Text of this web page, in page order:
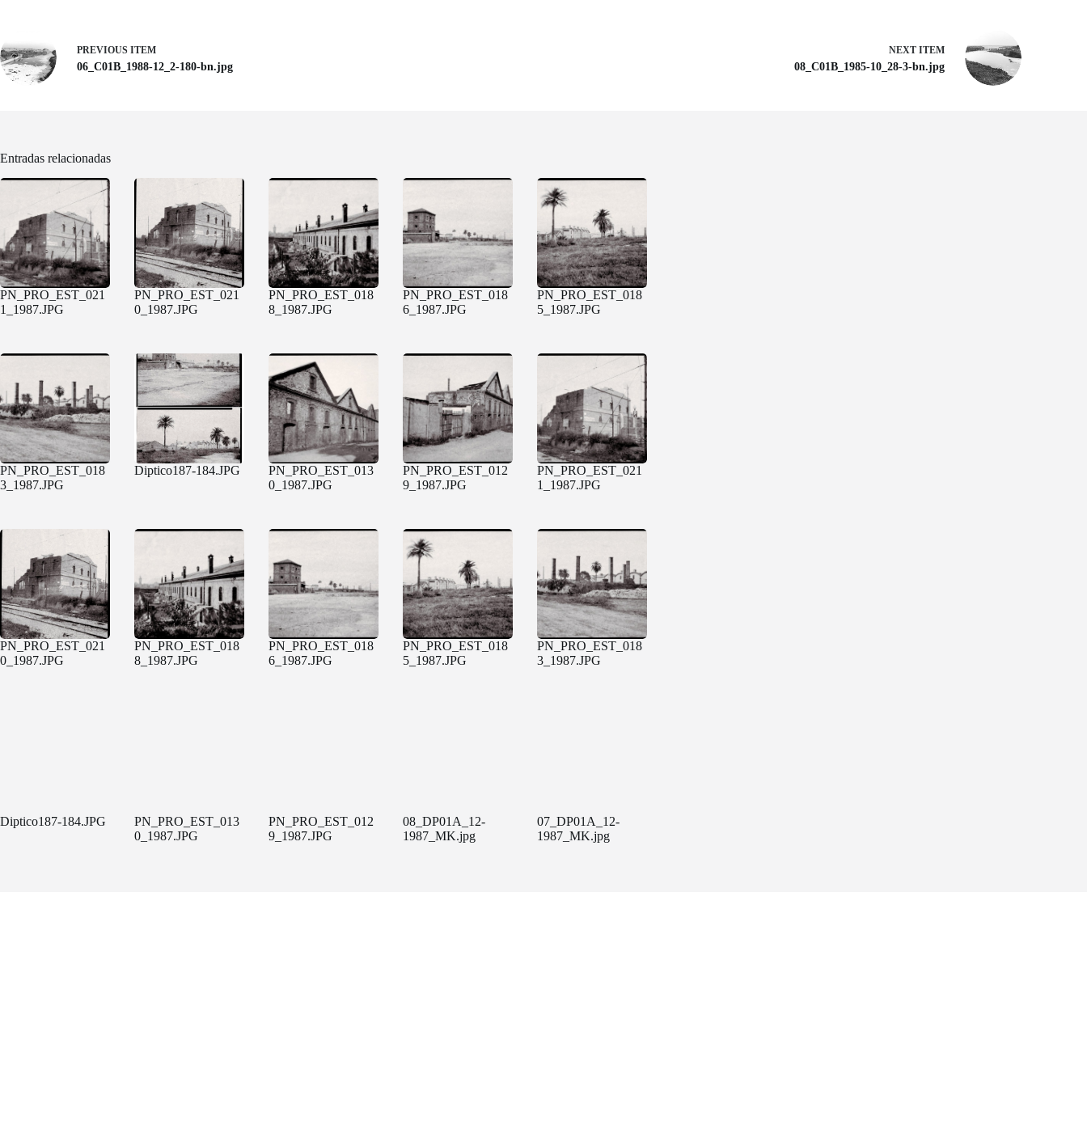
PREVIOUS ITEM
06_C01B_1988-12_2-180-bn.jpg
NEXT ITEM
08_C01B_1985-10_28-3-bn.jpg
Entradas relacionadas
PN_PRO_EST_021
1_1987.JPG
PN_PRO_EST_021
0_1987.JPG
PN_PRO_EST_018
8_1987.JPG
PN_PRO_EST_018
6_1987.JPG
PN_PRO_EST_018
5_1987.JPG
PN_PRO_EST_018
3_1987.JPG
Diptico187-184.JPG
PN_PRO_EST_013
0_1987.JPG
PN_PRO_EST_012
9_1987.JPG
PN_PRO_EST_021
1_1987.JPG
PN_PRO_EST_021
0_1987.JPG
PN_PRO_EST_018
8_1987.JPG
PN_PRO_EST_018
6_1987.JPG
PN_PRO_EST_018
5_1987.JPG
PN_PRO_EST_018
3_1987.JPG
Diptico187-184.JPG
PN_PRO_EST_013
0_1987.JPG
PN_PRO_EST_012
9_1987.JPG
08_DP01A_12-
1987_MK.jpg
07_DP01A_12-
1987_MK.jpg